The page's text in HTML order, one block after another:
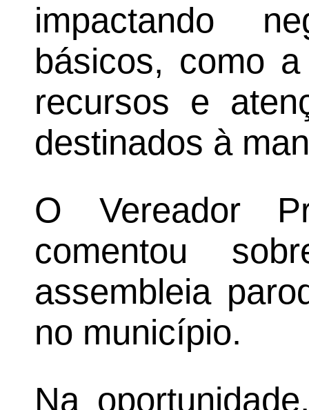
impactando
básicos, como
recursos e
destinados à
O Vereador
comentou
assembleia
no município.
Na